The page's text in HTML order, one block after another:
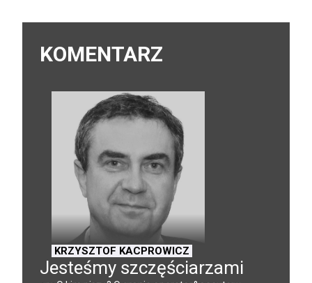
KOMENTARZ
KRZYSZTOF KACPROWICZ
Jesteśmy szczęściarzami